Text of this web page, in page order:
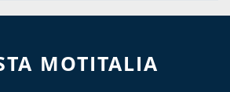
MOTITALIA